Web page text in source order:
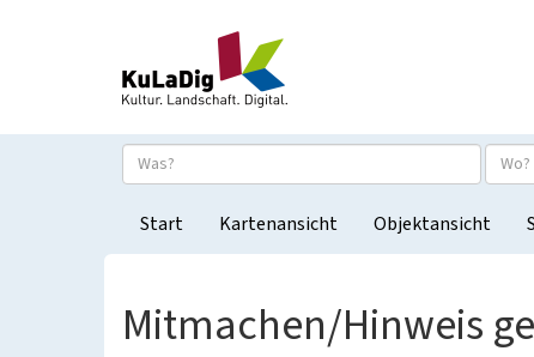
Start Kartenansicht Objektansicht
Mitmachen/Hinweis